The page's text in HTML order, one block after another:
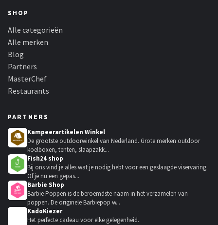
SHOP
Alle categorieën
Alle merken
Blog
Partners
MasterChef
Restaurants
PARTNERS
Kampeerartikelen Winkel
De grootste outdoorwinkel van Nederland. Grote merken outdoor
koelboxen, tenten, slaapzakk...
Fish24 shop
Bij ons vind je alles wat je nodig hebt voor een geslaagde viservaring.
Of je nu een gepas...
Barbie Shop
Barbie Poppen is de beroemdste naam in het verzamelen van
poppen. De originele Barbiepop w...
KadoKiezer
Het perfecte cadeau voor elke gelegenheid.